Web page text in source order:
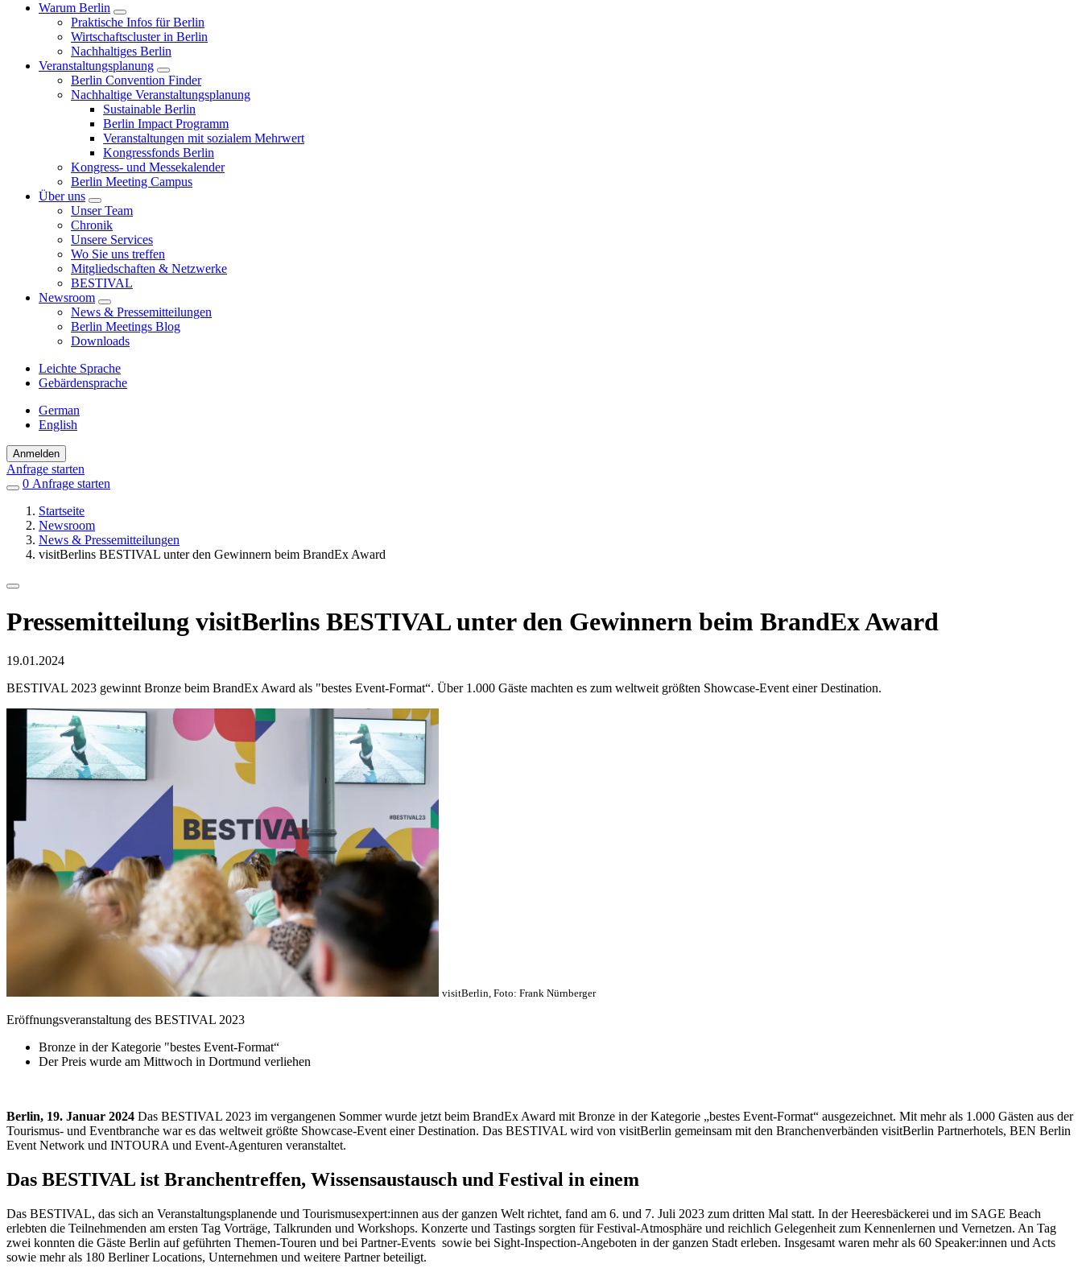
Warum Berlin
Praktische Infos für Berlin
Wirtschaftscluster in Berlin
Nachhaltiges Berlin
Veranstaltungsplanung
Berlin Convention Finder
Nachhaltige Veranstaltungsplanung
Sustainable Berlin
Berlin Impact Programm
Veranstaltungen mit sozialem Mehrwert
Kongressfonds Berlin
Kongress- und Messekalender
Berlin Meeting Campus
Über uns
Unser Team
Chronik
Unsere Services
Wo Sie uns treffen
Mitgliedschaften & Netzwerke
BESTIVAL
Newsroom
News & Pressemitteilungen
Berlin Meetings Blog
Downloads
Leichte Sprache
Gebärdensprache
German
English
Anmelden
Anfrage starten
0 Einträge
Favoriten
Anfrage starten
Startseite
Newsroom
News & Pressemitteilungen
visitBerlins BESTIVAL unter den Gewinnern beim BrandEx Award
Pressemitteilung visitBerlins BESTIVAL unter den Gewinnern beim BrandEx Award
Veröffentlicht
19.01.2024
BESTIVAL 2023 gewinnt Bronze beim BrandEx Award als "bestes Event-Format“. Über 1.000 Gäste machten es zum weltweit größten Showcase-Event einer Destination.
visitBerlin, Foto: Frank Nürnberger
Eröffnungsveranstaltung des BESTIVAL 2023
Bronze in der Kategorie "bestes Event-Format“
Der Preis wurde am Mittwoch in Dortmund verliehen
Berlin, 19. Januar 2024 Das BESTIVAL 2023 im vergangenen Sommer wurde jetzt beim BrandEx Award mit Bronze in der Kategorie „bestes Event-Format“ ausgezeichnet. Mit mehr als 1.000 Gästen aus der
Tourismus- und Eventbranche war es das weltweit größte Showcase-Event einer Destination. Das BESTIVAL wird von visitBerlin gemeinsam mit den Branchenverbänden visitBerlin Partnerhotels, BEN Berlin
Event Network und INTOURA und Event-Agenturen veranstaltet.
Das BESTIVAL ist Branchentreffen, Wissensaustausch und Festival in einem
Das BESTIVAL, das sich an Veranstaltungsplanende und Tourismusexpert:innen aus der ganzen Welt richtet, fand am 6. und 7. Juli 2023 zum dritten Mal statt. In der Heeresbäckerei und im SAGE Beach
erlebten die Teilnehmenden am ersten Tag Vorträge, Talkrunden und Workshops. Konzerte und Tastings sorgten für Festival-Atmosphäre und reichlich Gelegenheit zum Kennenlernen und Vernetzen. An Tag
zwei konnten die Gäste Berlin auf geführten Themen-Touren und bei Partner-Events sowie bei Sight-Inspection-Angeboten in der ganzen Stadt erleben. Insgesamt waren mehr als 60 Speaker:innen und Acts
sowie mehr als 180 Berliner Locations, Unternehmen und weitere Partner beteiligt.